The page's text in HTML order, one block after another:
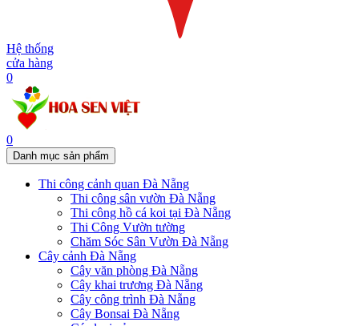
Hệ thống
cửa hàng
0
0
Danh mục sản phẩm
Thi công cảnh quan Đà Nẵng
Thi công sân vườn Đà Nẵng
Thi công hồ cá koi tại Đà Nẵng
Thi Công Vườn tường
Chăm Sóc Sân Vườn Đà Nẵng
Cây cảnh Đà Nẵng
Cây văn phòng Đà Nẵng
Cây khai trương Đà Nẵng
Cây công trình Đà Nẵng
Cây Bonsai Đà Nẵng